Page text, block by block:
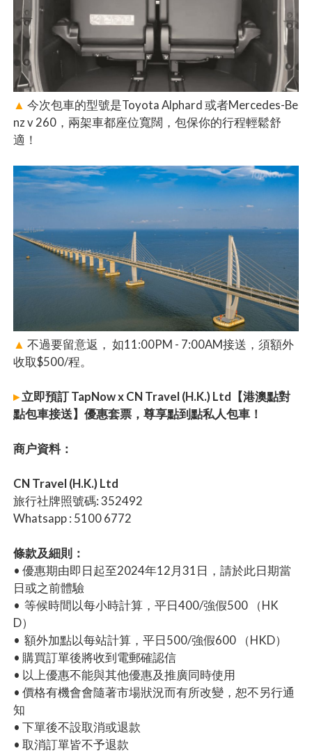
▲ 今次包車的型號是Toyota Alphard 或者Mercedes-Be
nz v 260，兩架車都座位寬闊，包保你的行程輕鬆舒
適！
▲ 不過要留意返， 如11:00PM - 7:00AM接送，須額外
收取$500/程。
▸立即預訂 TapNow x CN Travel (H.K.) Ltd【港澳點對
點包車接送】優惠套票，尊享點到點私人包車！
商户資料：
CN Travel (H.K.) Ltd
旅行社牌照號碼: 352492
Whatsapp : 5100 6772
條款及細則：
• 優惠期由即日起至2024年12月31日，請於此日期當
日或之前體驗
• 等候時間以每小時計算，平日400/強假500 （HK
D）
• 額外加點以每站計算，平日500/強假600 （HKD）
• 購買訂單後將收到電郵確認信
• 以上優惠不能與其他優惠及推廣同時使用
• 價格有機會會隨著市場狀況而有所改變，恕不另行通
知
• 下單後不設取消或退款
• 取消訂單皆不予退款